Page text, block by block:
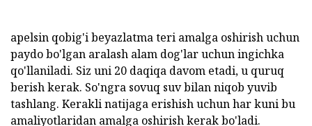
apelsin qobig'i beyazlatma teri amalga oshirish uchun
paydo bo'lgan aralash alam dog'lar uchun ingichka
qo'llaniladi. Siz uni 20 daqiqa davom etadi, u quruq
berish kerak. So'ngra sovuq suv bilan niqob yuvib
tashlang. Kerakli natijaga erishish uchun har kuni bu
amaliyotlaridan amalga oshirish kerak bo'ladi.